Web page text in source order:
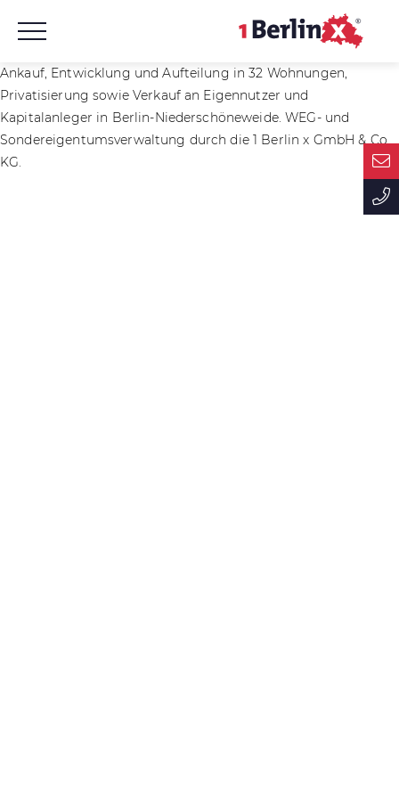
Ankauf, Entwicklung und Aufteilung in 32 Wohnungen,
Privatisierung sowie Verkauf an Eigennutzer und
Kapitalanleger in Berlin-Niederschöneweide. WEG- und
Sondereigentumsverwaltung durch die 1 Berlin x GmbH & Co.
KG.